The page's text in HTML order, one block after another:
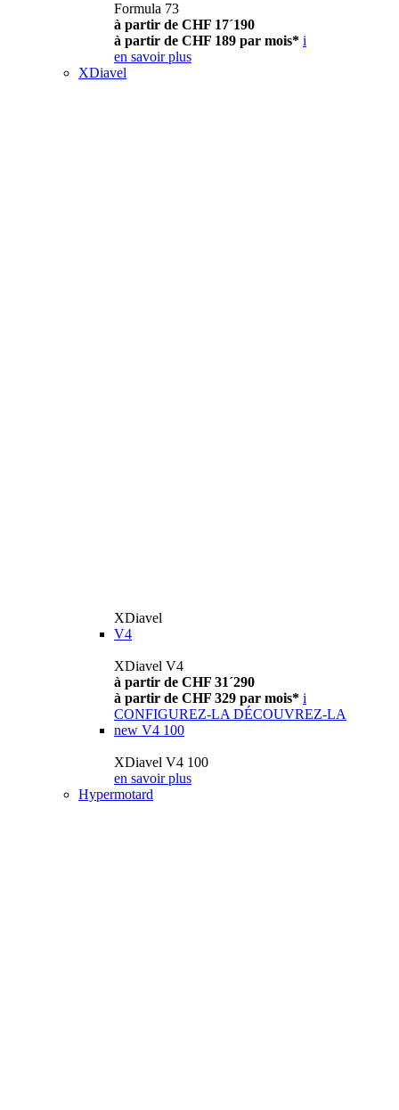
Formula 73
à partir de CHF 17´190
à partir de CHF 189 par mois* i
en savoir plus
XDiavel
XDiavel
V4
XDiavel V4
à partir de CHF 31´290
à partir de CHF 329 par mois* i
CONFIGUREZ-LA DÉCOUVREZ-LA
new V4 100
XDiavel V4 100
en savoir plus
Hypermotard